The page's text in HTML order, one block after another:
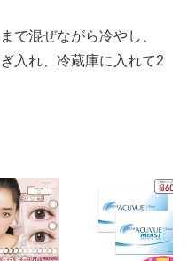
で混ぜながら冷やし、
入れ、冷蔵庫に入れて2